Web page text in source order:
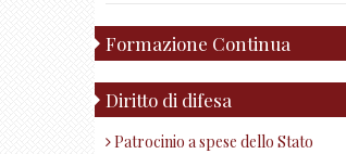
Formazione Continua
Diritto di difesa
Patrocinio a spese dello Stato